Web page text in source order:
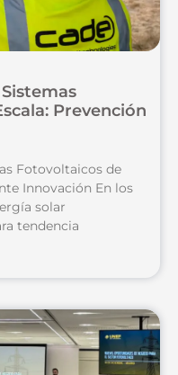
Prevención
Fotovoltaicos de
Innovación En los
solar
tendencia